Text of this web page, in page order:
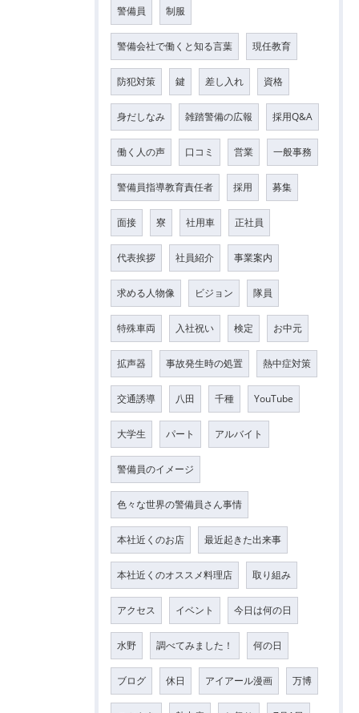
警備員 制服
警備会社で働くと知る言葉 現任教育
防犯対策 鍵 差し入れ 資格
身だしなみ 雑踏警備の広報 採用Q&A
働く人の声 口コミ 営業 一般事務
警備員指導教育責任者 採用 募集
面接 寮 社用車 正社員
代表挨拶 社員紹介 事業案内
求める人物像 ビジョン 隊員
特殊車両 入社祝い 検定 お中元
拡声器 事故発生時の処置 熱中症対策
交通誘導 八田 千種 YouTube
大学生 パート アルバイト
警備員のイメージ
色々な世界の警備員さん事情
本社近くのお店 最近起きた出来事
本社近くのオススメ料理店 取り組み
アクセス イベント 今日は何の日
水野 調べてみました！ 何の日
ブログ 休日 アイアール漫画 万博